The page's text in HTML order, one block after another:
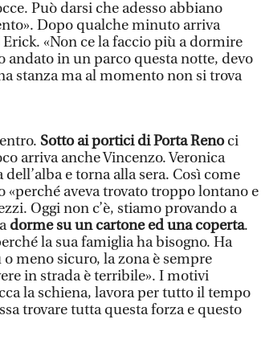
Può darsi che adesso abbiano
Dopo qualche minuto arriva
«Non ce la faccio più a dormire
andato in un parco questa notte, devo
stanza ma al momento non si trova
Sotto ai portici di Porta Renoci
arriva anche Vincenzo. Veronica
e torna alla sera. Così come
«perché aveva trovato troppo lontano e
Oggi non c’è, stiamo provando a
dorme su un cartone ed una coperta.
la sua famiglia ha bisogno. Ha
meno sicuro, la zona è sempre
in strada è terribile». I motivi
la schiena, lavora per tutto il tempo
trovare tutta questa forza e questo